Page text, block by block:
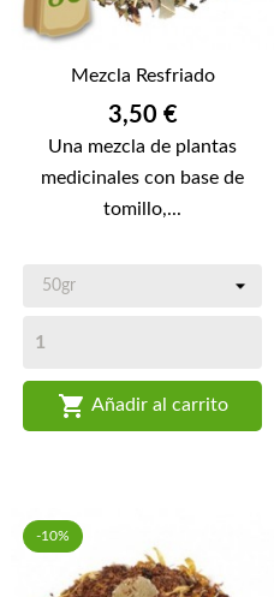
Mezcla Resfriado
Precio
3,50 €
Una mezcla de plantas
medicinales con base de
tomillo,...
 Añadir al carrito
-10%